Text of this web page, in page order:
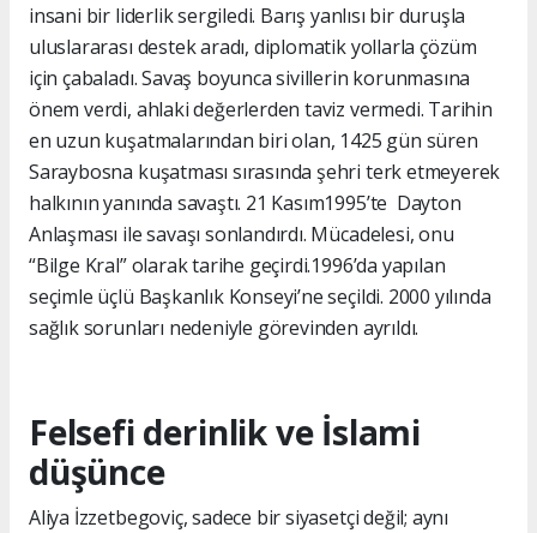
insani bir liderlik sergiledi. Barış yanlısı bir duruşla
uluslararası destek aradı, diplomatik yollarla çözüm
için çabaladı. Savaş boyunca sivillerin korunmasına
önem verdi, ahlaki değerlerden taviz vermedi. Tarihin
en uzun kuşatmalarından biri olan, 1425 gün süren
Saraybosna kuşatması sırasında şehri terk etmeyerek
halkının yanında savaştı. 21 Kasım1995’te Dayton
Anlaşması ile savaşı sonlandırdı. Mücadelesi, onu
“Bilge Kral” olarak tarihe geçirdi.1996’da yapılan
seçimle üçlü Başkanlık Konseyi’ne seçildi. 2000 yılında
sağlık sorunları nedeniyle görevinden ayrıldı.
Felsefi derinlik ve İslami
düşünce
Aliya İzzetbegoviç, sadece bir siyasetçi değil; aynı